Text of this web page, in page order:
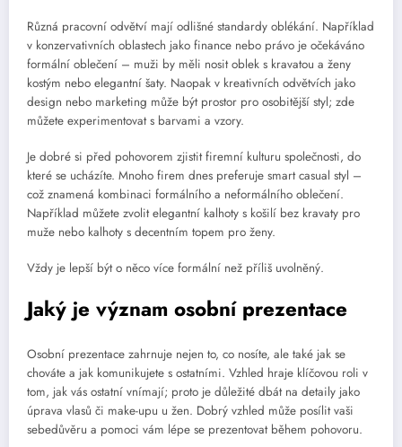
Různá pracovní odvětví mají odlišné standardy oblékání. Například
v konzervativních oblastech jako finance nebo právo je očekáváno
formální oblečení – muži by měli nosit oblek s kravatou a ženy
kostým nebo elegantní šaty. Naopak v kreativních odvětvích jako
design nebo marketing může být prostor pro osobitější styl; zde
můžete experimentovat s barvami a vzory.
Je dobré si před pohovorem zjistit firemní kulturu společnosti, do
které se ucházíte. Mnoho firem dnes preferuje smart casual styl –
což znamená kombinaci formálního a neformálního oblečení.
Například můžete zvolit elegantní kalhoty s košilí bez kravaty pro
muže nebo kalhoty s decentním topem pro ženy.
Vždy je lepší být o něco více formální než příliš uvolněný.
Jaký je význam osobní prezentace
Osobní prezentace zahrnuje nejen to, co nosíte, ale také jak se
chováte a jak komunikujete s ostatními. Vzhled hraje klíčovou roli v
tom, jak vás ostatní vnímají; proto je důležité dbát na detaily jako
úprava vlasů či make-upu u žen. Dobrý vzhled může posílit vaši
sebedůvěru a pomoci vám lépe se prezentovat během pohovoru.